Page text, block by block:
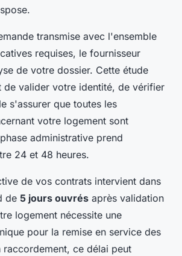
transmise avec l'ensemble
requises, le fournisseur
de votre dossier. Cette étude
de valider votre identité, de vérifier
s'assurer que toutes les
votre logement sont
administrative prend
24 et 48 heures.
de vos contrats intervient dans
de 5 jours ouvrés après validation
logement nécessite une
pour la remise en service des
raccordement, ce délai peut